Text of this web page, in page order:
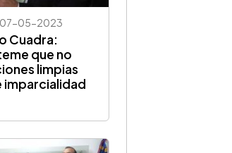
07-05-2023
Cuadra:
que no
limpias
imparcialidad